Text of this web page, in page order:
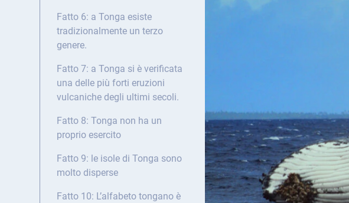
Fatto 6: a Tonga esiste
tradizionalmente un terzo
genere.
Fatto 7: a Tonga si è verificata
una delle più forti eruzioni
vulcaniche degli ultimi secoli.
Fatto 8: Tonga non ha un
proprio esercito
Fatto 9: le isole di Tonga sono
molto disperse
Fatto 10: L’alfabeto tongano è